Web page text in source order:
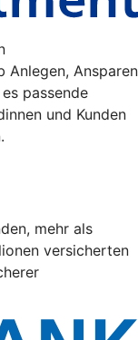
Anlegen, Ansparen
passende
und Kunden
mehr als
versicherten